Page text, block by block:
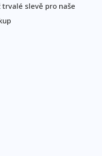
slevě pro naše